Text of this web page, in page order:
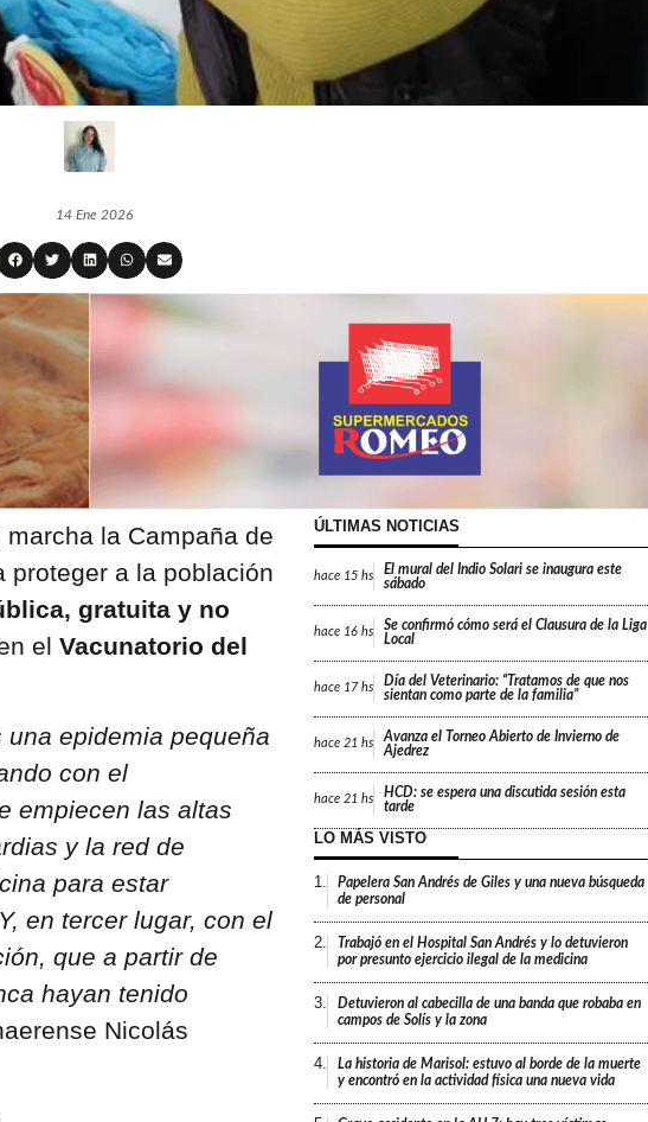
14 Ene 2026
la Campaña de
proteger a la población
gratuita y no
el Vacunatorio del
una epidemia pequeña
con el
empiecen las altas
y la red de
para estar
en tercer lugar, con el
que a partir de
hayan tenido
Nicolás
ÚLTIMAS NOTICIAS
hace 15 hs
El mural del Indio Solari se inaugura este
sábado
hace 16 hs
Se confirmó cómo será el Clausura de la Liga
Local
hace 17 hs
Día del Veterinario: “Tratamos de que nos
sientan como parte de la familia”
hace 21 hs
Avanza el Torneo Abierto de Invierno de
Ajedrez
hace 21 hs
HCD: se espera una discutida sesión esta
tarde
LO MÁS VISTO
1.
Papelera San Andrés de Giles y una nueva búsqueda
de personal
2.
Trabajó en el Hospital San Andrés y lo detuvieron
por presunto ejercicio ilegal de la medicina
3.
Detuvieron al cabecilla de una banda que robaba en
campos de Solís y la zona
4.
La historia de Marisol: estuvo al borde de la muerte
y encontró en la actividad física una nueva vida